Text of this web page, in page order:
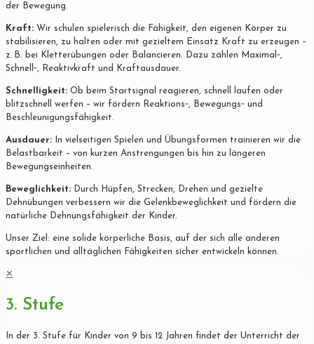
der Bewegung.
Kraft: Wir schulen spielerisch die Fähigkeit, den eigenen Körper zu
stabilisieren, zu halten oder mit gezieltem Einsatz Kraft zu erzeugen –
z. B. bei Kletterübungen oder Balancieren. Dazu zählen Maximal‐,
Schnell‐, Reaktivkraft und Kraftausdauer.
Schnelligkeit: Ob beim Startsignal reagieren, schnell laufen oder
blitzschnell werfen – wir fördern Reaktions‐, Bewegungs‐ und
Beschleunigungsfähigkeit.
Ausdauer: In vielseitigen Spielen und Übungsformen trainieren wir die
Belastbarkeit – von kurzen Anstrengungen bis hin zu längeren
Bewegungseinheiten.
Beweglichkeit: Durch Hüpfen, Strecken, Drehen und gezielte
Dehnübungen verbessern wir die Gelenkbeweglichkeit und fördern die
natürliche Dehnungsfähigkeit der Kinder.
Unser Ziel: eine solide körperliche Basis, auf der sich alle anderen
sportlichen und alltäglichen Fähigkeiten sicher entwickeln können.
✕
3. Stufe
In der 3. Stufe für Kinder von 9 bis 12 Jahren findet der Unterricht der